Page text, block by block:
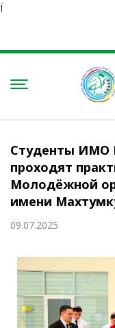
Ï
Студенты ИМО
проходят
Молодёжной
имени
09.07.2025